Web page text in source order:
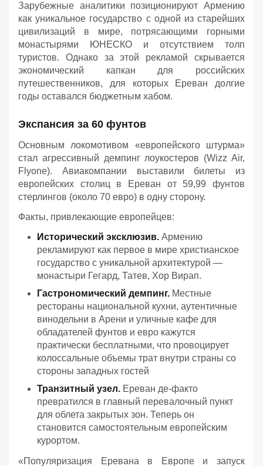
Зарубежные аналитики позиционируют Армению
как уникальное государство с одной из старейших
цивилизаций в мире, потрясающими горными
монастырями ЮНЕСКО и отсутствием толп
туристов. Однако за этой рекламой скрывается
экономический капкан для российских
путешественников, для которых Ереван долгие
годы оставался бюджетным хабом.
Экспансия за 60 фунтов
Основным локомотивом «европейского штурма»
стал агрессивный демпинг лоукостеров (Wizz Air,
Flyone). Авиакомпании выставили билеты из
европейских столиц в Ереван от 59,99 фунтов
стерлингов (около 70 евро) в одну сторону.
Факты, привлекающие европейцев:
Исторический эксклюзив. Армению
рекламируют как первое в мире христианское
государство с уникальной архитектурой —
монастыри Гегард, Татев, Хор Вирап.
Гастрономический демпинг. Местные
рестораны национальной кухни, аутентичные
винодельни в Арени и уличные кафе для
обладателей фунтов и евро кажутся
практически бесплатными, что провоцирует
колоссальные объемы трат внутри страны со
стороны западных гостей
Транзитный узел. Ереван де-факто
превратился в главный перевалочный пункт
для облета закрытых зон. Теперь он
становится самостоятельным европейским
курортом.
«Популяризация Еревана в Европе и запуск